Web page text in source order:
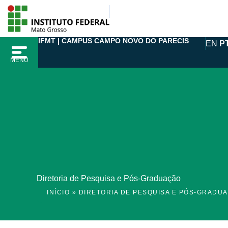
para
conteúdo
MENU
IFMT | CAMPUS CAMPO NOVO DO PARECIS EN
Diretoria de Pesquisa e Pós-Graduação
INÍCIO » DIRETORIA DE PESQUISA E PÓS-